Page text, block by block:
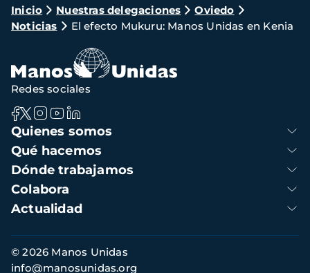
Ruta
de
navegación
Inicio Nuestras delegaciones
Oviedo
Noticias
El efecto Mukuru: Manos Unidas en Kenia
Navegación
principal
Quienes somos
Qué hacemos
Dónde trabajamos
Colabora
Actualidad
Redes sociales
Información
de
© 2026 Manos Unidas
info@manosunidas.org